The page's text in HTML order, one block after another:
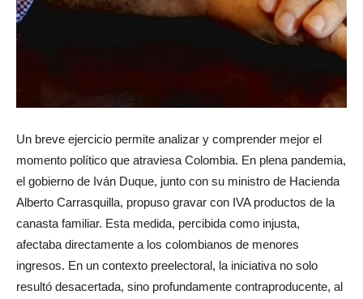
Un breve ejercicio permite analizar y comprender mejor el
momento político que atraviesa Colombia. En plena pandemia,
el gobierno de Iván Duque, junto con su ministro de Hacienda
Alberto Carrasquilla, propuso gravar con IVA productos de la
canasta familiar. Esta medida, percibida como injusta,
afectaba directamente a los colombianos de menores
ingresos. En un contexto preelectoral, la iniciativa no solo
resultó desacertada, sino profundamente contraproducente, al